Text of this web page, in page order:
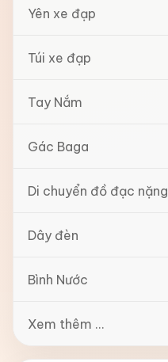
Yên xe đạp
Túi xe đạp
Tay Nắm
Gác Baga
Di chuyển đồ đạc nặng
Dây đèn
Bình Nước
Xem thêm ...